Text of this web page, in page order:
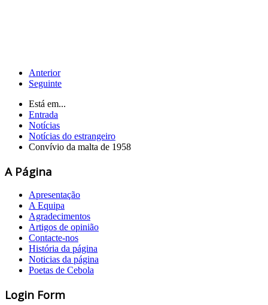
Anterior
Seguinte
Está em...
Entrada
Notícias
Notícias do estrangeiro
Convívio da malta de 1958
A Página
Apresentação
A Equipa
Agradecimentos
Artigos de opinião
Contacte-nos
História da página
Noticias da página
Poetas de Cebola
Login Form